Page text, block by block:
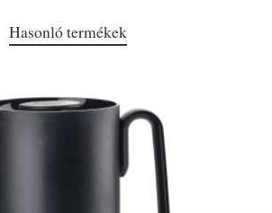
Hasonló termékek